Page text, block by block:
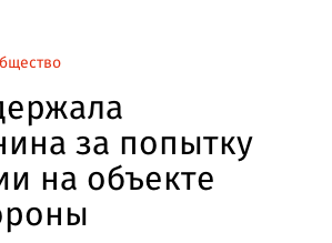
за попытку
на объекте